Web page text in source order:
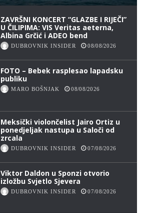
ZAVRŠNI KONCERT “GLAZBE I RIJEČI”
U ČILIPIMA: VIS Veritas aeterna,
Albina Grčić i ADEO bend
DUBROVNIK INSIDER 08/08/2026
FOTO – Bebek rasplesao lapadsku
publiku
MARO BOŠNJAK 08/08/2026
Meksički violončelist Jairo Ortiz u
ponedjeljak nastupa u Saloči od
zrcala
DUBROVNIK INSIDER 07/08/2026
Viktor Daldon u Sponzi otvorio
izložbu Svjetlo Sjevera
DUBROVNIK INSIDER 07/08/2026